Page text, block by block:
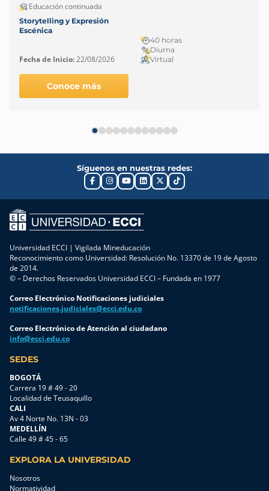
Educación continuada
Storytelling y Expresión
Escénica
Fecha de Inicio:22/08/2026
40 horas
Diurna
Virtual
Conoce más
Síguenos en nuestras redes:
Universidad ECCI | Vigilada Mineducación
Reconocimiento como Universidad: Resolución No. 13370 de 19 de Agosto
de 2014.
© – Derechos Reservados Universidad ECCI – Fundada en 1977
Correo Electrónico Notificaciones judiciales
notificaciones.judiciales@ecci.edu.co
Correo Electrónico de Atención al ciudadano
info@ecci.edu.co
SEDES
BOGOTÁ
Carrera 19 # 49 - 20
Localidad de Teusaquillo
CALI
Av 4 Norte No. 13N - 03
MEDELLÍN
Calle 49 # 45 - 65
EXPLORA LA UNIVERSIDAD
Nosotros
Normatividad